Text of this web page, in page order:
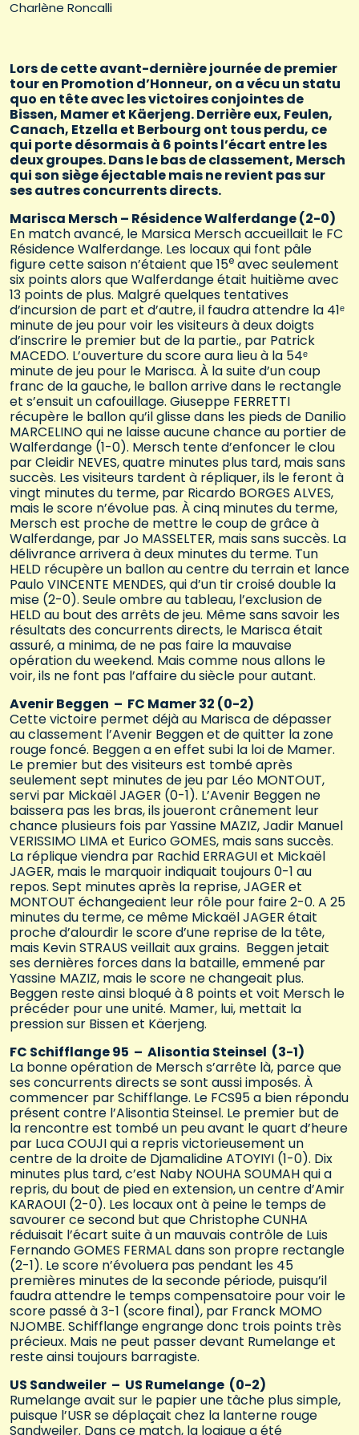
Charlène Roncalli
Lors de cette avant-dernière journée de premier
tour en Promotion d’Honneur, on a vécu un statu
quo en tête avec les victoires conjointes de
Bissen, Mamer et Käerjeng. Derrière eux, Feulen,
Canach, Etzella et Berbourg ont tous perdu, ce
qui porte désormais à 6 points l’écart entre les
deux groupes. Dans le bas de classement, Mersch
qui son siège éjectable mais ne revient pas sur
ses autres concurrents directs.
Marisca Mersch – Résidence Walferdange (2-0)
En match avancé, le Marsica Mersch accueillait le FC
Résidence Walferdange. Les locaux qui font pâle
figure cette saison n’étaient que 15e avec seulement
six points alors que Walferdange était huitième avec
13 points de plus. Malgré quelques tentatives
d’incursion de part et d’autre, il faudra attendre la 41ᵉ
minute de jeu pour voir les visiteurs à deux doigts
d’inscrire le premier but de la partie., par Patrick
MACEDO. L’ouverture du score aura lieu à la 54ᵉ
minute de jeu pour le Marisca. À la suite d’un coup
franc de la gauche, le ballon arrive dans le rectangle
et s’ensuit un cafouillage. Giuseppe FERRETTI
récupère le ballon qu’il glisse dans les pieds de Danilio
MARCELINO qui ne laisse aucune chance au portier de
Walferdange (1-0). Mersch tente d’enfoncer le clou
par Cleidir NEVES, quatre minutes plus tard, mais sans
succès. Les visiteurs tardent à répliquer, ils le feront à
vingt minutes du terme, par Ricardo BORGES ALVES,
mais le score n’évolue pas. À cinq minutes du terme,
Mersch est proche de mettre le coup de grâce à
Walferdange, par Jo MASSELTER, mais sans succès. La
délivrance arrivera à deux minutes du terme. Tun
HELD récupère un ballon au centre du terrain et lance
Paulo VINCENTE MENDES, qui d’un tir croisé double la
mise (2-0). Seule ombre au tableau, l’exclusion de
HELD au bout des arrêts de jeu. Même sans savoir les
résultats des concurrents directs, le Marisca était
assuré, a minima, de ne pas faire la mauvaise
opération du weekend. Mais comme nous allons le
voir, ils ne font pas l’affaire du siècle pour autant.
Avenir Beggen – FC Mamer 32 (0-2)
Cette victoire permet déjà au Marisca de dépasser
au classement l’Avenir Beggen et de quitter la zone
rouge foncé. Beggen a en effet subi la loi de Mamer.
Le premier but des visiteurs est tombé après
seulement sept minutes de jeu par Léo MONTOUT,
servi par Mickaël JAGER (0-1). L’Avenir Beggen ne
baissera pas les bras, ils joueront crânement leur
chance plusieurs fois par Yassine MAZIZ, Jadir Manuel
VERISSIMO LIMA et Eurico GOMES, mais sans succès.
La réplique viendra par Rachid ERRAGUI et Mickaël
JAGER, mais le marquoir indiquait toujours 0-1 au
repos. Sept minutes après la reprise, JAGER et
MONTOUT échangeaient leur rôle pour faire 2-0. A 25
minutes du terme, ce même Mickaël JAGER était
proche d’alourdir le score d’une reprise de la tête,
mais Kevin STRAUS veillait aux grains. Beggen jetait
ses dernières forces dans la bataille, emmené par
Yassine MAZIZ, mais le score ne changeait plus.
Beggen reste ainsi bloqué à 8 points et voit Mersch le
précéder pour une unité. Mamer, lui, mettait la
pression sur Bissen et Käerjeng.
FC Schifflange 95 – Alisontia Steinsel (3-1)
La bonne opération de Mersch s’arrête là, parce que
ses concurrents directs se sont aussi imposés. À
commencer par Schifflange. Le FCS95 a bien répondu
présent contre l’Alisontia Steinsel. Le premier but de
la rencontre est tombé un peu avant le quart d’heure
par Luca COUJI qui a repris victorieusement un
centre de la droite de Djamalidine ATOYIYI (1-0). Dix
minutes plus tard, c’est Naby NOUHA SOUMAH qui a
repris, du bout de pied en extension, un centre d’Amir
KARAOUI (2-0). Les locaux ont à peine le temps de
savourer ce second but que Christophe CUNHA
réduisait l’écart suite à un mauvais contrôle de Luis
Fernando GOMES FERMAL dans son propre rectangle
(2-1). Le score n’évoluera pas pendant les 45
premières minutes de la seconde période, puisqu’il
faudra attendre le temps compensatoire pour voir le
score passé à 3-1 (score final), par Franck MOMO
NJOMBE. Schifflange engrange donc trois points très
précieux. Mais ne peut passer devant Rumelange et
reste ainsi toujours barragiste.
US Sandweiler – US Rumelange (0-2)
Rumelange avait sur le papier une tâche plus simple,
puisque l’USR se déplaçait chez la lanterne rouge
Sandweiler. Dans ce match, la logique a été